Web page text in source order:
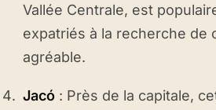
Vallée Centrale, est
expatriés à la recherche de
agréable.
Jacó: Près de la capitale,